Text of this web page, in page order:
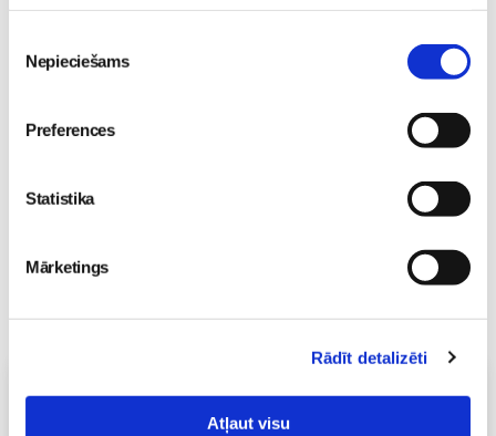
izvēle
Nepieciešams
Preferences
Statistika
Mārketings
Rādīt detalizēti
Atļaut visu
straujš svara zudums var
Grūtnieču masāža, pēcdzemdību masāža, ķermeņa